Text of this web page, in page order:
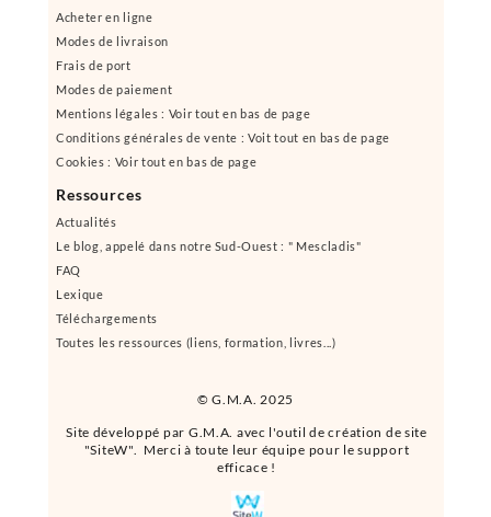
© G.M.A. 2025
Site développé par G.M.A. avec l'outil de création de site
"SiteW". Merci à toute leur équipe pour le support
efficace !
Acheter en ligne
Modes de livraison
Frais de port
Modes de paiement
Mentions légales : Voir tout en bas de page
Conditions générales de vente : Voit tout en bas de page
Cookies : Voir tout en bas de page
Ressources
Actualités
Le blog, appelé dans notre Sud-Ouest : " Mescladis"
FAQ
Lexique
Téléchargements
Toutes les ressources (liens, formation, livres...)